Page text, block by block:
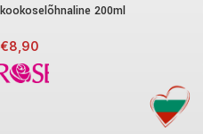
kookoselõhnaline 200ml
€8,90